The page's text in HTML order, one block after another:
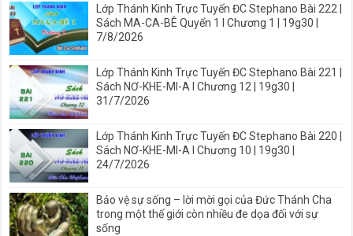
Lớp Thánh Kinh Trực Tuyến ĐC Stephano Bài 222 |
Sách MA-CA-BÊ Quyển 1 I Chương 1 | 19g30 |
7/8/2026
Lớp Thánh Kinh Trực Tuyến ĐC Stephano Bài 221 |
Sách NƠ-KHE-MI-A I Chương 12 | 19g30 |
31/7/2026
Lớp Thánh Kinh Trực Tuyến ĐC Stephano Bài 220 |
Sách NƠ-KHE-MI-A I Chương 10 | 19g30 |
24/7/2026
Bảo vệ sự sống – lời mời gọi của Đức Thánh Cha
trong một thế giới còn nhiều đe dọa đối với sự
sống